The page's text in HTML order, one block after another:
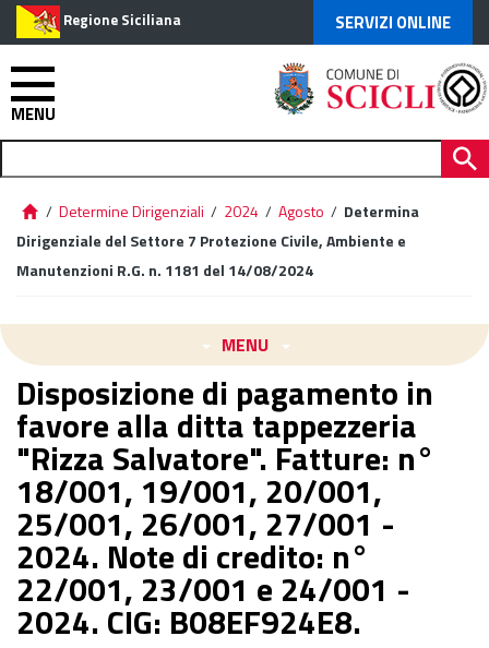
Regione Siciliana SERVIZI ONLINE
MENU
/ Determine Dirigenziali / 2024 / Agosto / Determina
Dirigenziale del Settore 7 Protezione Civile, Ambiente e
Manutenzioni R.G. n. 1181 del 14/08/2024
MENU
Disposizione di pagamento in
favore alla ditta tappezzeria
"Rizza Salvatore". Fatture: n°
18/001, 19/001, 20/001,
25/001, 26/001, 27/001 -
2024. Note di credito: n°
22/001, 23/001 e 24/001 -
2024. CIG: B08EF924E8.